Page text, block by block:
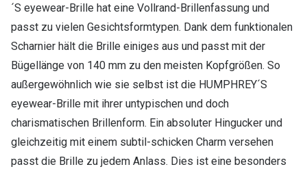
Brillenbügel
Brillenetuis
Brillenkettchen
´S eyewear-Brille hat eine Vollrand-Brillenfassung und
passt zu vielen Gesichtsformtypen. Dank dem funktionalen
Scharnier hält die Brille einiges aus und passt mit der
Bügellänge von 140 mm zu den meisten Kopfgrößen. So
außergewöhnlich wie sie selbst ist die HUMPHREY´S
eyewear-Brille mit ihrer untypischen und doch
charismatischen Brillenform. Ein absoluter Hingucker und
gleichzeitig mit einem subtil-schicken Charm versehen
passt die Brille zu jedem Anlass. Dies ist eine besonders